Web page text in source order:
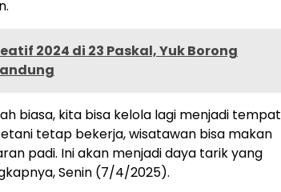
2024 di 23 Paskal, Yuk Borong
biasa, kita bisa kelola lagi menjadi tempat
tetap bekerja, wisatawan bisa makan
padi. Ini akan menjadi daya tarik yang
Senin (7/4/2025).